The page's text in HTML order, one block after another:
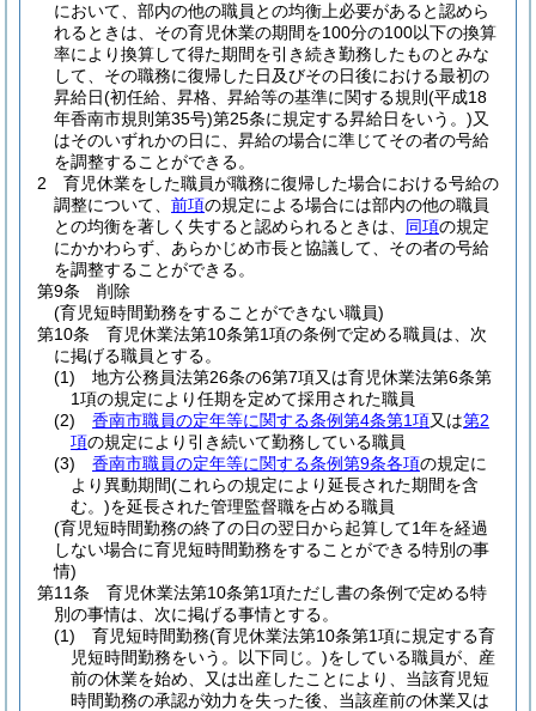
において、部内の他の職員との均衡上必要があると認めら
れるときは、その育児休業の期間を100分の100以下の換算
率により換算して得た期間を引き続き勤務したものとみな
して、その職務に復帰した日及びその日後における最初の
昇給日(初任給、昇格、昇給等の基準に関する規則 (平成18
年香南市規則第35号)第25条に規定する昇給日をいう。)又
はそのいずれかの日に、昇給の場合に準じてその者の号給
を調整することができる。
2
育児休業をした職員が職務に復帰した場合における号給の
調整について、 前項の規定による場合には部内の他の職員
との均衡を著しく失すると認められるときは、 同項の規定
にかかわらず、あらかじめ市長と協議して、その者の号給
を調整することができる。
第9条
削除
(育児短時間勤務をすることができない職員)
第10条
育児休業法第10条第1項の条例で定める職員は、次
に掲げる職員とする。
(1)
地方公務員法第26条の6第7項又は育児休業法第6条第
1項の規定により任期を定めて採用された職員
(2)
香南市職員の定年等に関する条例第4条第1項又は第2
項の規定により引き続いて勤務している職員
(3)
香南市職員の定年等に関する条例第9条各項の規定に
より異動期間(これらの規定により延長された期間を含
む。)を延長された管理監督職を占める職員
(育児短時間勤務の終了の日の翌日から起算して1年を経過
しない場合に育児短時間勤務をすることができる特別の事
情)
第11条
育児休業法第10条第1項ただし書の条例で定める特
別の事情は、次に掲げる事情とする。
(1)
育児短時間勤務(育児休業法第10条第1項に規定する育
児短時間勤務をいう。以下同じ。)をしている職員が、産
前の休業を始め、又は出産したことにより、当該育児短
時間勤務の承認が効力を失った後、当該産前の休業又は